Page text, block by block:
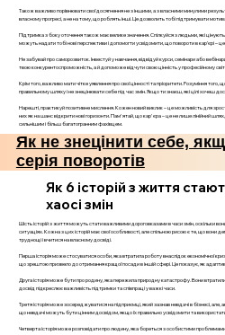
Також важливо порівнювати свої досягнення не з іншими, а з власними минулими
власному прогресі, а не на тому, що роблять інші. Це дозволить тобі підтримувати
Підтримка з боку оточення також має велике значення. Спілкуйся з людьми, які цінують
можуть надати тобі нові перспективи і допомогти усвідомити, що повороти в кар’єрі – це
Не забувай про саморозвиток. Інвестуй у навчання, відвідуй курси, семінари або
твою конкурентоспроможність, а й допоможе відчути свою цінність у професійному світі.
Крім того, важливо мати чітке уявлення про свої цінності та пріоритети. Розуміння
правильному шляху і не знецінювати себе під час змін. Якщо ти знаєш, які цілі хочеш
Нарешті, практикуй позитивне мислення. Кожен новий виклик – це можливість для
них як на шанс відкрити нові горизонти. Пам'ятай, що кар'єра – це не лише лінійний
сильнішим і більш багатогранним фахівцем.
Як не знецінити себе,
серія поворотів
Як 6 історій з життя
хаосі змін
Шість історій з життя можуть стати важливими дороговказами в часи змін, оскільки
ситуаціях. Кожна з цих історій має свої особливості, але спільною рисою є те, що
труднощі і вчитися на власному досвіді.
Перша історія може стосуватися особи, яка втратила роботу внаслідок економічної
що зрештою призвело до отримання кращої посади в іншій сфері. Це показує, як
Друга історія може бути про родину, яка пережила природну катастрофу. Вони
досвід підкреслює важливість підтримки та співпраці у важкі часи.
Третя історія може зосереджуватися на підприємці, який зазнав невдачі в бізнесі, але,
що невдачі можуть бути цінним досвідом, якщо їх правильно усвідомити та
Четверта історія може розповідати про людину, яка бореться з особистими